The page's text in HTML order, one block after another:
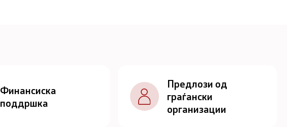
Финансиска
поддршка
Предлози од
граѓански
организации